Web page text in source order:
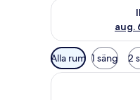
aug.
Kontrollera
Tillgängliga
filter
för
Alla rum 1 säng 2